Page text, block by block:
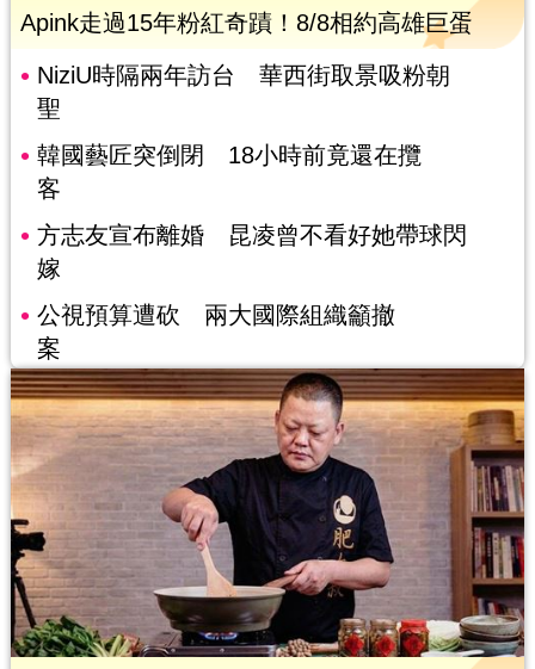
Apink走過15年粉紅奇蹟！8/8相約高雄巨蛋
NiziU時隔兩年訪台 華西街取景吸粉朝
聖
韓國藝匠突倒閉 18小時前竟還在攬
客
方志友宣布離婚 昆凌曾不看好她帶球閃
嫁
公視預算遭砍 兩大國際組織籲撤
案